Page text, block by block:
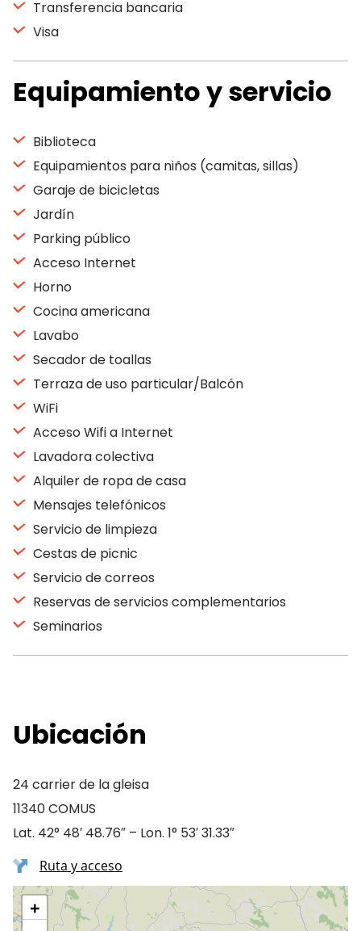
Transferencia bancaria
Visa
Equipamiento y servicio
Biblioteca
Equipamientos para niños (camitas, sillas)
Garaje de bicicletas
Jardín
Parking público
Acceso Internet
Horno
Cocina americana
Lavabo
Secador de toallas
Terraza de uso particular/Balcón
WiFi
Acceso Wifi a Internet
Lavadora colectiva
Alquiler de ropa de casa
Mensajes telefónicos
Servicio de limpieza
Cestas de picnic
Servicio de correos
Reservas de servicios complementarios
Seminarios
Ubicación
24 carrier de la gleisa
11340 COMUS
Lat. 42° 48′ 48.76″ – Lon. 1° 53′ 31.33″
Ruta y acceso
+